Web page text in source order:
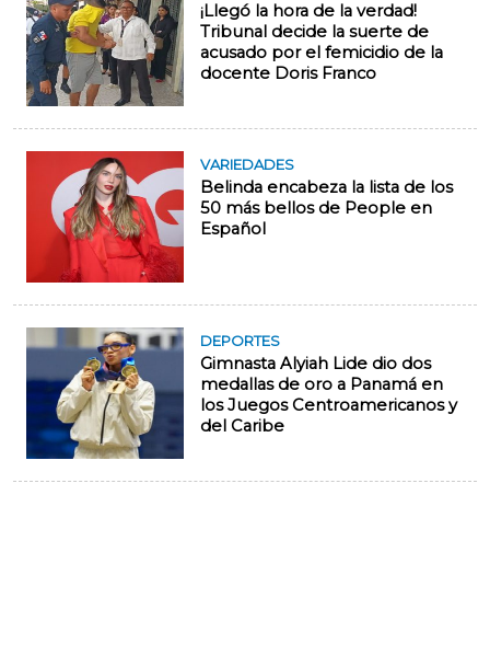
¡Llegó la hora de la verdad!
Tribunal decide la suerte de
acusado por el femicidio de la
docente Doris Franco
VARIEDADES
Belinda encabeza la lista de los
50 más bellos de People en
Español
DEPORTES
Gimnasta Alyiah Lide dio dos
medallas de oro a Panamá en
los Juegos Centroamericanos y
del Caribe